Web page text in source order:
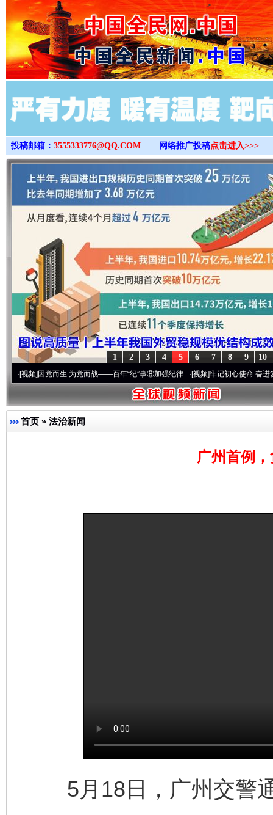
>
投稿邮箱： 3555333776@QQ.COM 网络推广投稿点击进入>>>
10
9
8
7
6
5
4
3
2
1
因党而生 为党而战——百年“纪”事⑧加强纪律..·[视频]牢记初心使命 奋进复兴征程丨
首页 » 法治新闻
广州首例
5月18日，广州交警通